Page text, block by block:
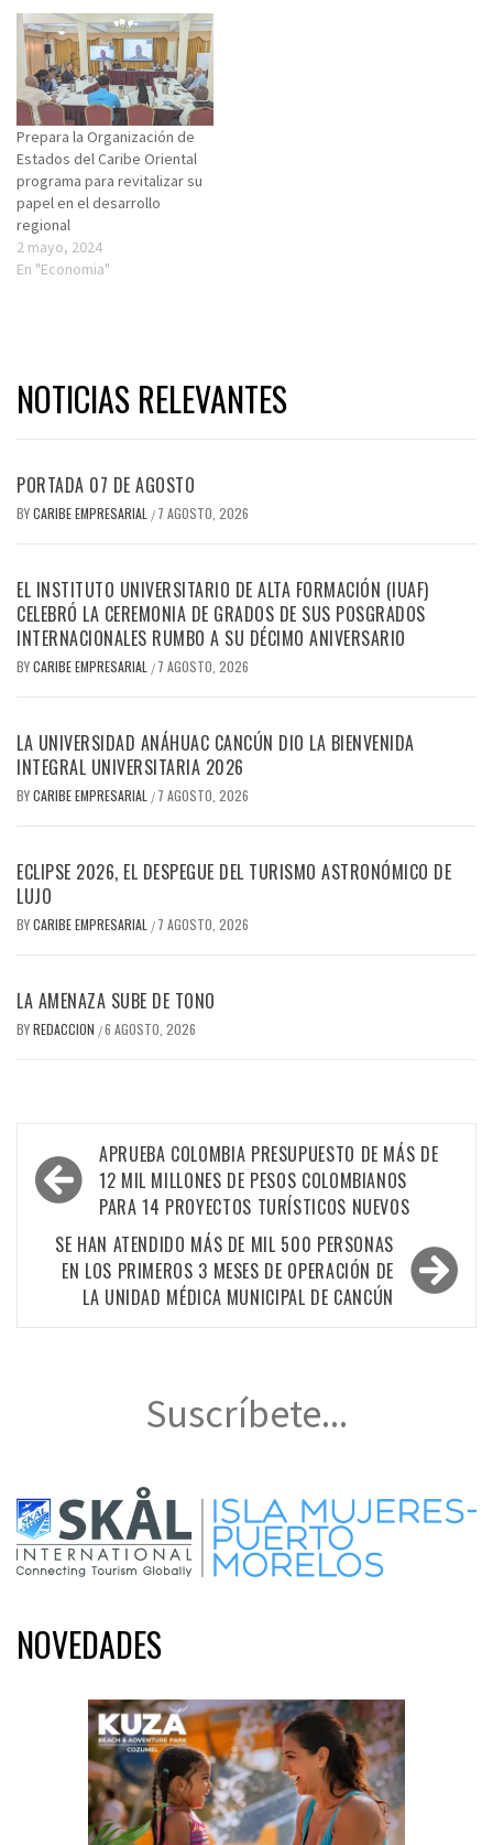
Prepara la Organización de
Estados del Caribe Oriental
programa para revitalizar su
papel en el desarrollo
regional
2 mayo, 2024
En "Economia"
NOTICIAS RELEVANTES
PORTADA 07 DE AGOSTO
BYCARIBE EMPRESARIAL / 7 AGOSTO, 2026
EL INSTITUTO UNIVERSITARIO DE ALTA FORMACIÓN (IUAF)
CELEBRÓ LA CEREMONIA DE GRADOS DE SUS POSGRADOS
INTERNACIONALES RUMBO A SU DÉCIMO ANIVERSARIO
BYCARIBE EMPRESARIAL / 7 AGOSTO, 2026
LA UNIVERSIDAD ANÁHUAC CANCÚN DIO LA BIENVENIDA
INTEGRAL UNIVERSITARIA 2026
BYCARIBE EMPRESARIAL / 7 AGOSTO, 2026
ECLIPSE 2026, EL DESPEGUE DEL TURISMO ASTRONÓMICO DE
LUJO
BYCARIBE EMPRESARIAL / 7 AGOSTO, 2026
LA AMENAZA SUBE DE TONO
BYREDACCION /6 AGOSTO, 2026
Navegación
de
entradas
APRUEBA COLOMBIA PRESUPUESTO DE MÁS DE
12 MIL MILLONES DE PESOS COLOMBIANOS
PARA 14 PROYECTOS TURÍSTICOS NUEVOS
SE HAN ATENDIDO MÁS DE MIL 500 PERSONAS
EN LOS PRIMEROS 3 MESES DE OPERACIÓN DE
LA UNIDAD MÉDICA MUNICIPAL DE CANCÚN
Suscríbete...
NOVEDADES